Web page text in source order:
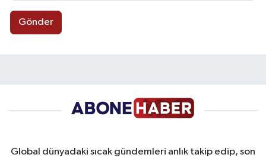
Gönder
Global dünyadaki sıcak gündemleri anlık takip edip, son